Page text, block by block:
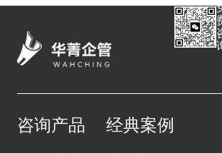
咨询产品 经典案例